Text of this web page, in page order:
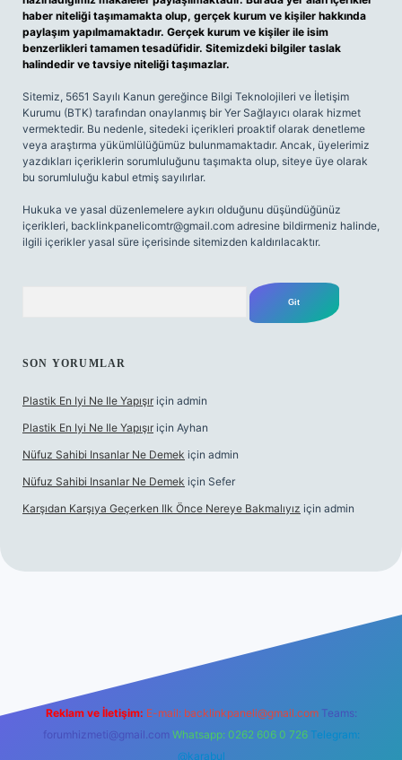
haber niteliği taşımamakta olup, gerçek kurum ve kişiler hakkında
paylaşım yapılmamaktadır. Gerçek kurum ve kişiler ile isim
benzerlikleri tamamen tesadüfidir. Sitemizdeki bilgiler taslak
halindedir ve tavsiye niteliği taşımazlar.
Sitemiz, 5651 Sayılı Kanun gereğince Bilgi Teknolojileri ve İletişim
Kurumu (BTK) tarafından onaylanmış bir Yer Sağlayıcı olarak hizmet
vermektedir. Bu nedenle, sitedeki içerikleri proaktif olarak denetleme
veya araştırma yükümlülüğümüz bulunmamaktadır. Ancak, üyelerimiz
yazdıkları içeriklerin sorumluluğunu taşımakta olup, siteye üye olarak
bu sorumluluğu kabul etmiş sayılırlar.
Hukuka ve yasal düzenlemelere aykırı olduğunu düşündüğünüz
içerikleri, backlinkpanelicomtr@gmail.com adresine bildirmeniz halinde,
ilgili içerikler yasal süre içerisinde sitemizden kaldırılacaktır.
SON YORUMLAR
Plastik En Iyi Ne Ile Yapışır için admin
Plastik En Iyi Ne Ile Yapışır için Ayhan
Nüfuz Sahibi Insanlar Ne Demek için admin
Nüfuz Sahibi Insanlar Ne Demek için Sefer
Karşıdan Karşıya Geçerken Ilk Önce Nereye Bakmalıyız için admin
Reklam ve İletişim: E-mail: backlinkpaneli@gmail.com Teams:
forumhizmeti@gmail.com Whatsapp: 0262 606 0 726 Telegram:
@karabul